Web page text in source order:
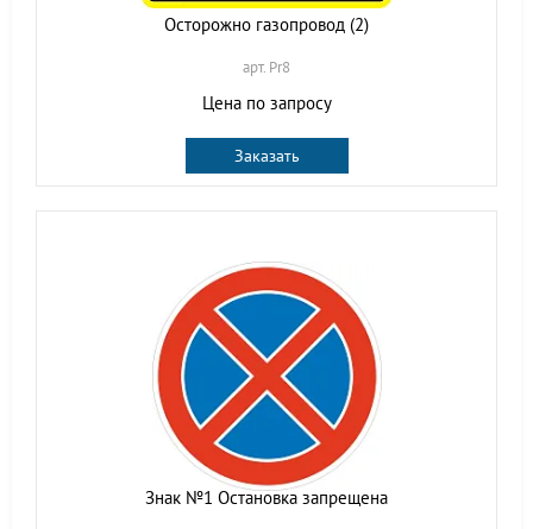
Осторожно газопровод (2)
арт. Pr8
Цена по запросу
Заказать
Знак №1 Остановка запрещена